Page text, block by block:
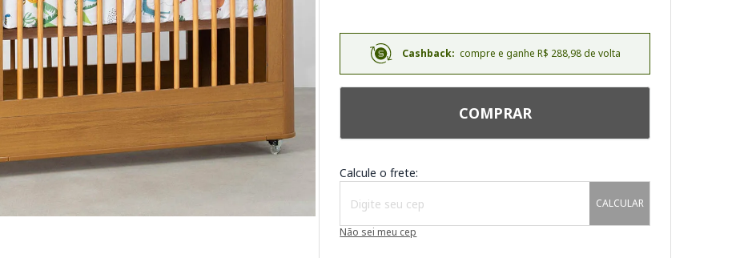
Cashback: compre e ganhe R$ 288,98 de volta
COMPRAR
Calcule o frete:
CALCULAR
Não sei meu cep